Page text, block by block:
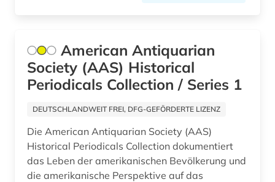
frauenforschung (2)
frauenwahlrecht (1)
galloromanistik (2)
gedenktag (1)
Ostmitteleuropa (2)
Polen (2)
Rumänien (2)
Russland, Sowjetunion (16)
American Antiquarian
Society (AAS) Historical
Periodicals Collection / Series 1
DEUTSCHLANDWEIT FREI, DFG-GEFÖRDERTE LIZENZ
Die American Antiquarian Society (AAS)
Historical Periodicals Collection dokumentiert
das Leben der amerikanischen Bevölkerung und
die amerikanische Perspektive auf das